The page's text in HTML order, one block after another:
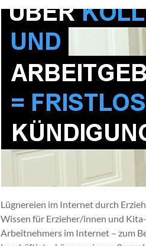
Lügnereien im Internet durch
Wissen für Erzieher/innen und
Arbeitnehmers im Internet – zum